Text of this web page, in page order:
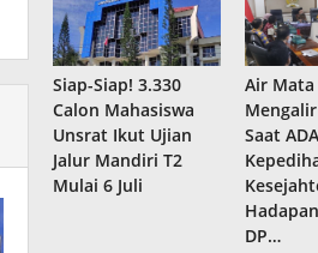
Siap-Siap! 3.330
Calon Mahasiswa
Unsrat Ikut Ujian
Jalur Mandiri T2
Mulai 6 Juli
Air Mata
Saat
DP…